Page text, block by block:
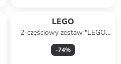
LEGO
2-częściowy zestaw "LEGO
Parrot" w kolorze
granatowym - 40 x 25 x 20
-74%